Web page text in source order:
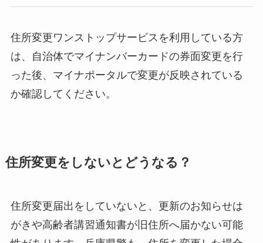
住所変更ワンストップサービスを利用している方
は、自治体でマイナンバーカードの券面変更を行
った後、マイナポータルで変更が反映されている
か確認してください。
住所変更をしないとどうなる？
住所変更届出をしていないと、更新のお知らせは
がきや高齢者講習通知書が旧住所へ届かない可能